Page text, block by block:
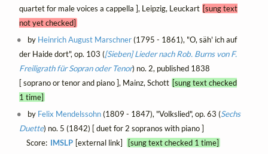
quartet for male voices a cappella ], Leipzig, Leuckart [sung text
not yet checked]
by Heinrich August Marschner(1795 - 1861), "O, säh' ich auf
der Haide dort", op. 103 ([Sieben] Lieder nach Rob. Burns von F.
Freiligrath für Sopran oder Tenor) no. 2, published 1838
[ soprano or tenor and piano ], Mainz, Schott [sung text checked
1 time]
by Felix Mendelssohn(1809 - 1847), "Volkslied", op. 63 (Sechs
Duette) no. 5 (1842) [ duet for 2 sopranos with piano ]
Score: IMSLP [external link]
[sung text checked 1 time]